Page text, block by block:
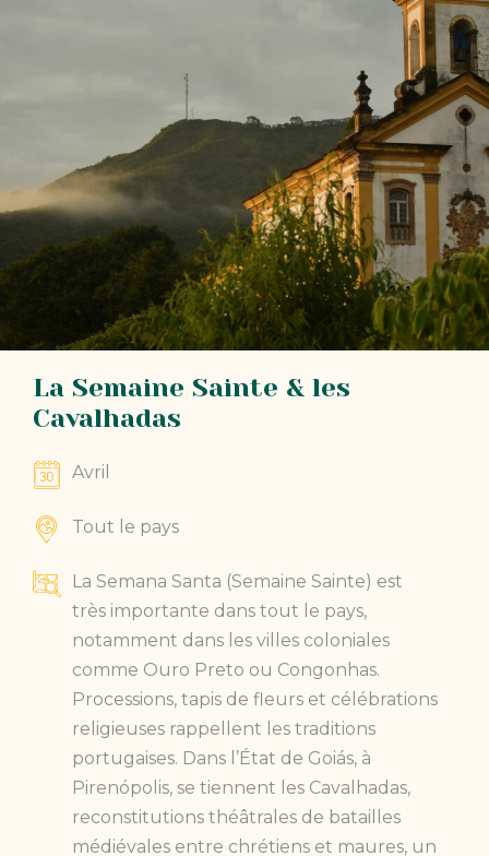
La Semaine Sainte & les
Cavalhadas
Avril
Tout le pays
La Semana Santa (Semaine Sainte) est
très importante dans tout le pays,
notamment dans les villes coloniales
comme Ouro Preto ou Congonhas.
Processions, tapis de fleurs et célébrations
religieuses rappellent les traditions
portugaises. Dans l’État de Goiás, à
Pirenópolis, se tiennent les Cavalhadas,
reconstitutions théâtrales de batailles
médiévales entre chrétiens et maures, un